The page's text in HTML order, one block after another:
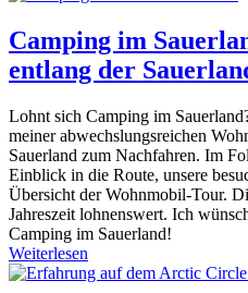
Camping im
entlang der
Lohnt sich Camping im
meiner abwechslungsreichen
Sauerland zum Nachfahren. Im
Einblick in die Route, unsere
Übersicht der Wohnmobil-Tour.
Jahreszeit lohnenswert. Ich
Camping im Sauerland!
Weiterlesen